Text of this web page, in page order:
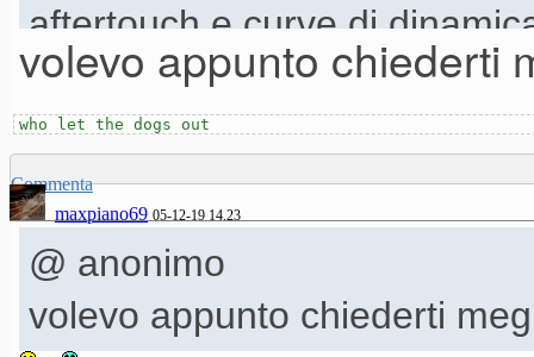
aftertouch e curve di
versatile rispetto al puro
computer (ad esempio un
qualsiasi sonorità molto
volevo appunto chiederti
who let the dogs out
Commenta
maxpiano69 05-12-19 14.23
@ anonimo
volevo appunto chiederti